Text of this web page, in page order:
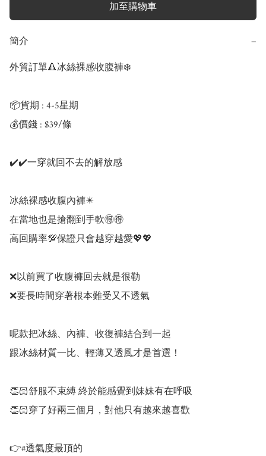
加至購物車
簡介 −
外貿訂單🔺冰絲裸感收腹褲❄️
📦貨期 : 4-5星期
💰價錢 : $39/條
✔️✔️一穿就回不去的解放感
冰絲裸感收腹內褲✴️
在當地也是搶翻到手軟🉐🉐
高回購率💯保證只會越穿越愛💖💖
❌以前買了收腹褲回去就是很勒
❌要長時間穿著根本難受又不透氣
呢款把冰絲、內褲、收復褲結合到一起
跟冰絲材質一比、輕薄又透風才是首選！
👏🏻舒服不束縛 終於能感覺到妹妹有在呼吸
👏🏻穿了好兩三個月，對他只有越來越喜歡
👉#透氣度最頂的